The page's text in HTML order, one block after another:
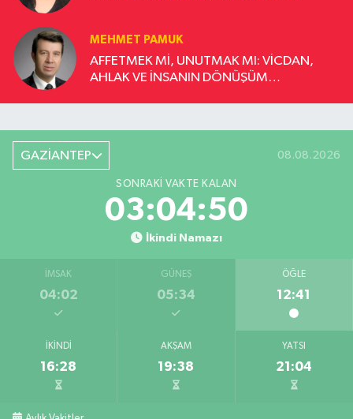
MEHMET PAMUK
AFFETMEK Mİ, UNUTMAK MI: VİCDAN,
AHLAK VE İNSANIN DÖNÜŞÜM
GAZİANTEP 08.08.2026
SONRAKI VAKTE KALAN
03:04:49
İkindi Namazı
İMSAK
04:02
GÜNEŞ
05:34
ÖĞLE
12:41
İKINDI
16:28
AKŞAM
19:38
YATSI
21:04